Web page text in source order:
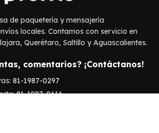
de paquetería y mensajería
locales. Contamos con servicio en
Querétaro, Saltillo y Aguascalientes.
comentarios? ¡Contáctanos!
81-1987-0297
81-1987-0616